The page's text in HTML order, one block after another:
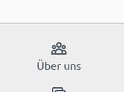
Über uns